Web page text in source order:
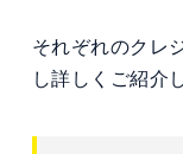
それぞれのクレ
し詳しくご紹介